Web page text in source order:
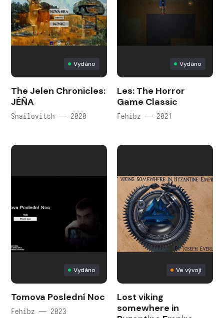
Vydáno
The Jelen Chronicles:
JÉŇA
Snailovitch — 2020
Vydáno
Les: The Horror
Game Classic
Fehibz — 2021
Vydáno
Tomova Poslední Noc
Fehibz — 2023
Ve vývoji
Lost viking
somewhere in